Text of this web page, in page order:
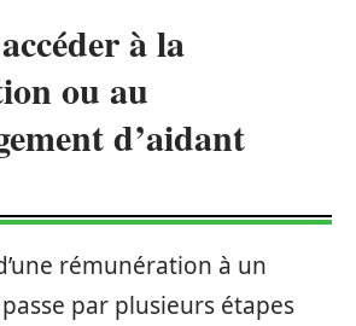
à la
ou au
d’aidant
rémunération à un
par plusieurs étapes